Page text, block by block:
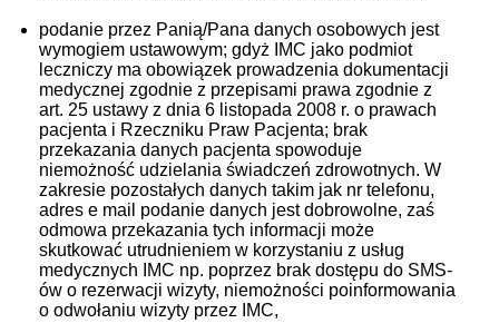
podanie przez Panią/Pana danych osobowych jest
wymogiem ustawowym; gdyż IMC jako podmiot
leczniczy ma obowiązek prowadzenia dokumentacji
medycznej zgodnie z przepisami prawa zgodnie z
art. 25 ustawy z dnia 6 listopada 2008 r. o prawach
pacjenta i Rzeczniku Praw Pacjenta; brak
przekazania danych pacjenta spowoduje
niemożność udzielania świadczeń zdrowotnych. W
zakresie pozostałych danych takim jak nr telefonu,
adres e mail podanie danych jest dobrowolne, zaś
odmowa przekazania tych informacji może
skutkować utrudnieniem w korzystaniu z usług
medycznych IMC np. poprzez brak dostępu do SMS-
ów o rezerwacji wizyty, niemożności poinformowania
o odwołaniu wizyty przez IMC,